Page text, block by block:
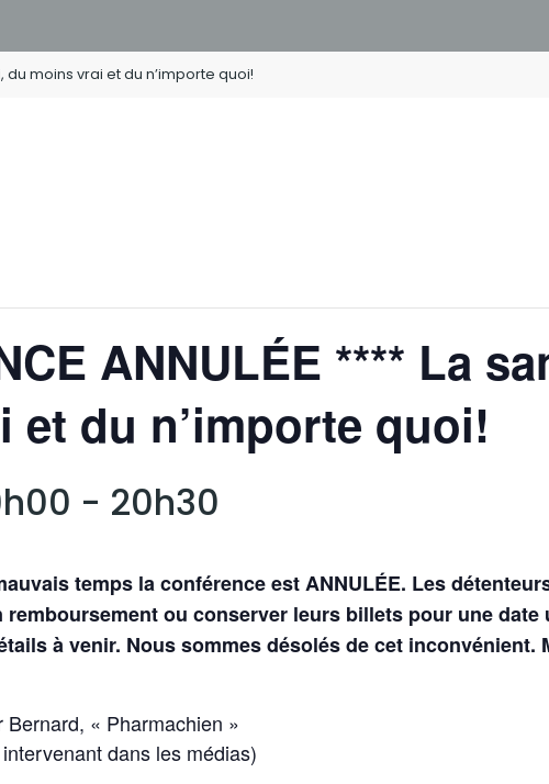
du moins vrai et du n’importe quoi!
ANNULÉE **** La
et du n’importe quoi!
- 20h30
temps la conférence est ANNULÉE. Les
ou conserver leurs billets pour une date
à venir. Nous sommes désolés de cet inconvénient.
« Pharmachien »
dans les médias)